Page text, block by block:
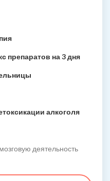
препаратов на 3 дня
алкоголя
деятельность